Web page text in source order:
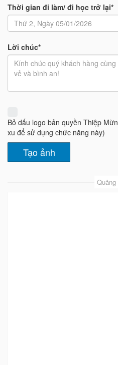
Thời gian đi làm/ đi học trở lại*
Lời chúc*
Bỏ dấu logo bản quyền Thiệp
xu để sử dụng chức năng này)
Quảng